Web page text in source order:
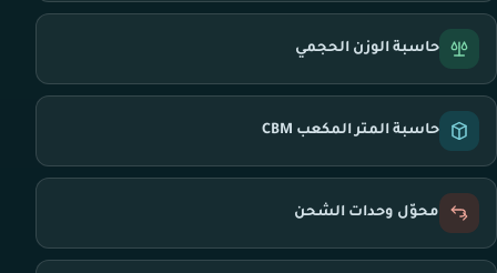
حاسبة الوزن الحجمي
حاسبة المتر المكعب CBM
محوّل وحدات الشحن